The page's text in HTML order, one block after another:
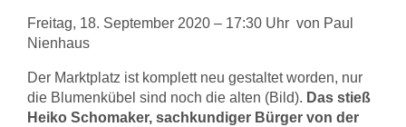
Freitag, 18. September 2020 – 17:30 Uhr von Paul
Nienhaus
Der Marktplatz ist komplett neu gestaltet worden, nur
die Blumenkübel sind noch die alten (Bild). Das stieß
Heiko Schomaker, sachkundiger Bürger von der